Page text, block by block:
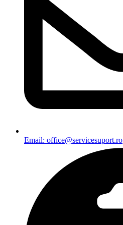
Email: office@servicesuport.ro